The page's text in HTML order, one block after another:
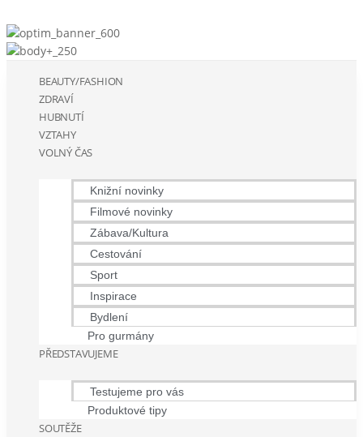
BEAUTY/FASHION
ZDRAVÍ
HUBNUTÍ
VZTAHY
VOLNÝ ČAS
Knižní novinky
Filmové novinky
Zábava/Kultura
Cestování
Sport
Inspirace
Bydlení
Pro gurmány
PŘEDSTAVUJEME
Testujeme pro vás
Produktové tipy
SOUTĚŽE